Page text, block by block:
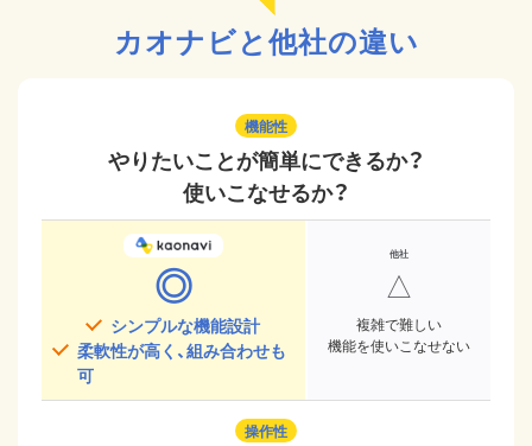
カオナビと他社の違い
機能性
やりたいことが簡単にできるか？
使いこなせるか？
◎
シンプルな機能設計
柔軟性が高く、組み合わせも
可
△
複雑で難しい
機能を使いこなせない
操作性